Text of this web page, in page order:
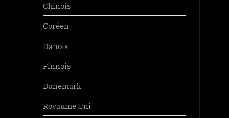
Chinois
Coréen
Danois
Finnois
Danemark
Royaume Uni